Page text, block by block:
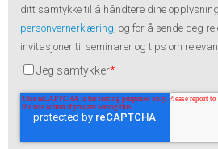
ditt samtykke til å håndtere dine
personvernerklæring, og for å sende deg
invitasjoner til seminarer og tips om
Jeg samtykker*